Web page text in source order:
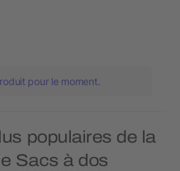
pour le moment.
populaires de la
Sacs à dos